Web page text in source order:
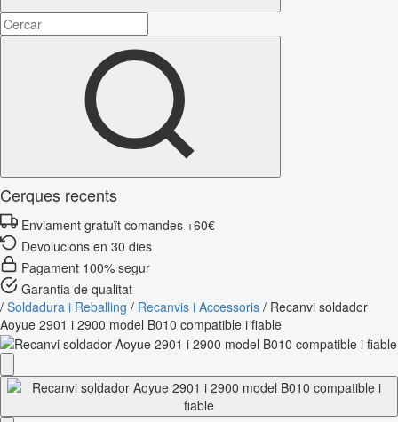
Cerques recents
Enviament gratuït comandes +60€
Devolucions en 30 dies
Pagament 100% segur
Garantia de qualitat
/ Soldadura i Reballing / Recanvis i Accessoris / Recanvi soldador
Aoyue 2901 i 2900 model B010 compatible i fiable